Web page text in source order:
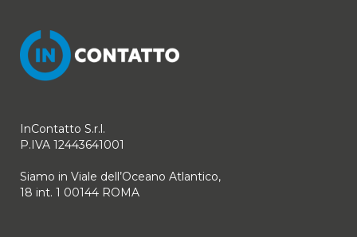
InContatto S.r.l.
P.IVA 12443641001
Siamo in Viale dell’Oceano Atlantico,
18 int. 1 00144 ROMA